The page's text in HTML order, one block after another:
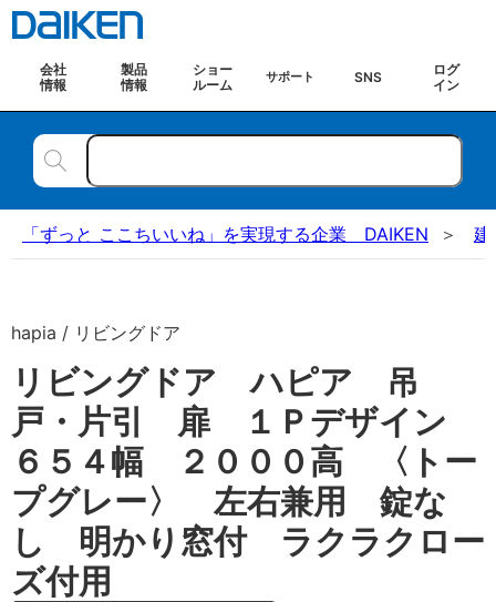
会社
情報
製品
情報
ショー
ルーム
サポート SNS
ログ
イン
「ずっと ここちいいね」を実現する企業 DAIKEN 建
hapia / リビングドア
リビングドア ハピア 吊
戸・片引 扉 １Ｐデザイン
６５４幅 ２０００高 〈トー
プグレー〉 左右兼用 錠な
し 明かり窓付 ラクラクロー
ズ付用